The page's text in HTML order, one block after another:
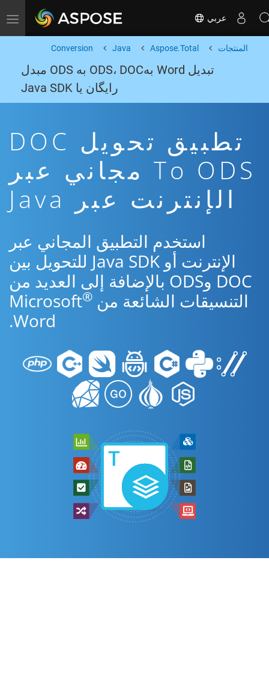
Toggle navigation عربي
المنتجات Aspose.Total
Java
Conversion
تبدیل Word بهODS، DOC به ODS مبدل
رایگان یا Java SDK
تطبيق تحويل DOC
To ODS مجاني عبر
الإنترنت عبر Java
استخدم التطبيق المجاني عبر
الإنترنت أو Java SDK للتحويل بين
DOC وODS بالإضافة إلى العديد من
التنسيقات الشائعة من Microsoft ®
Word.